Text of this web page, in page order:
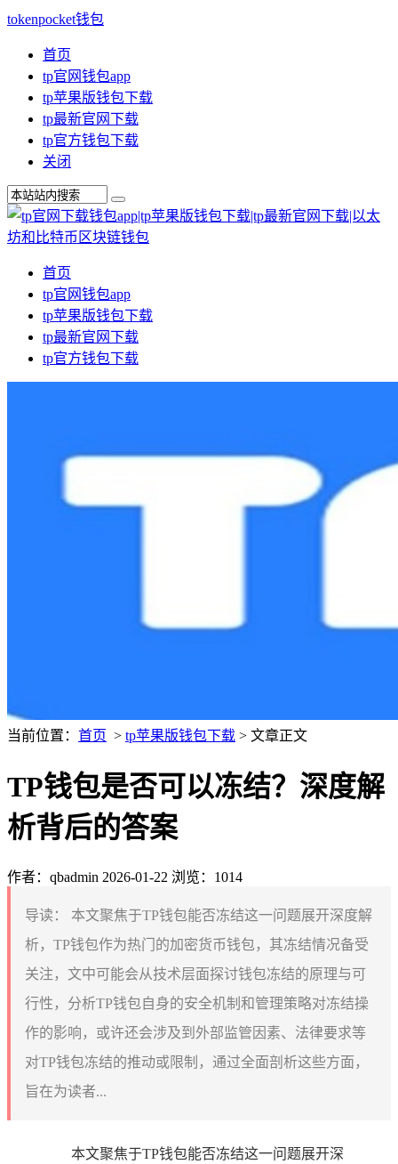
tokenpocket钱包
首页
tp官网钱包app
tp苹果版钱包下载
tp最新官网下载
tp官方钱包下载
关闭
首页
tp官网钱包app
tp苹果版钱包下载
tp最新官网下载
tp官方钱包下载
当前位置： 首页 > tp苹果版钱包下载 > 文章正文
TP钱包是否可以冻结？深度解
析背后的答案
作者：qbadmin 2026-01-22 浏览：1014
导读：
本文聚焦于TP钱包能否冻结这一问题展开深度解
析，TP钱包作为热门的加密货币钱包，其冻结情况备受
关注，文中可能会从技术层面探讨钱包冻结的原理与可
行性，分析TP钱包自身的安全机制和管理策略对冻结操
作的影响，或许还会涉及到外部监管因素、法律要求等
对TP钱包冻结的推动或限制，通过全面剖析这些方面，
旨在为读者...
本文聚焦于TP钱包能否冻结这一问题展开深